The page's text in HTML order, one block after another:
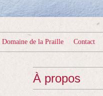
Domaine de la Praille Contact
À propos